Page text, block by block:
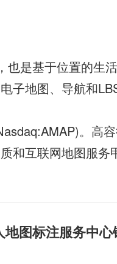
也是基于位置的生
子地图、导航和
。高
和互联网地图服务
图标注服务中心